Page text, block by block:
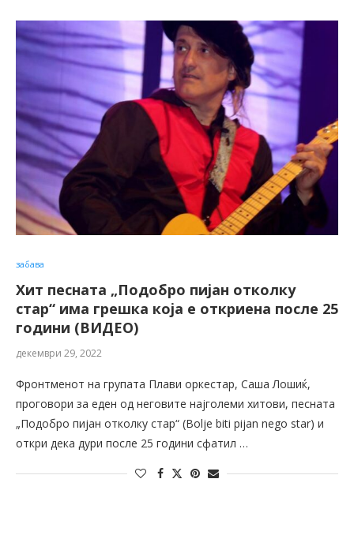
забава
Хит песната „Подобро пијан отколку
стар“ има грешка која е откриена после 25
години (ВИДЕО)
декември 29, 2022
Фронтменот на групата Плави оркестар, Саша Лошиќ,
проговори за еден од неговите најголеми хитови, песната
„Подобро пијан отколку стар“ (Bolje biti pijan nego star) и
откри дека дури после 25 години сфатил …